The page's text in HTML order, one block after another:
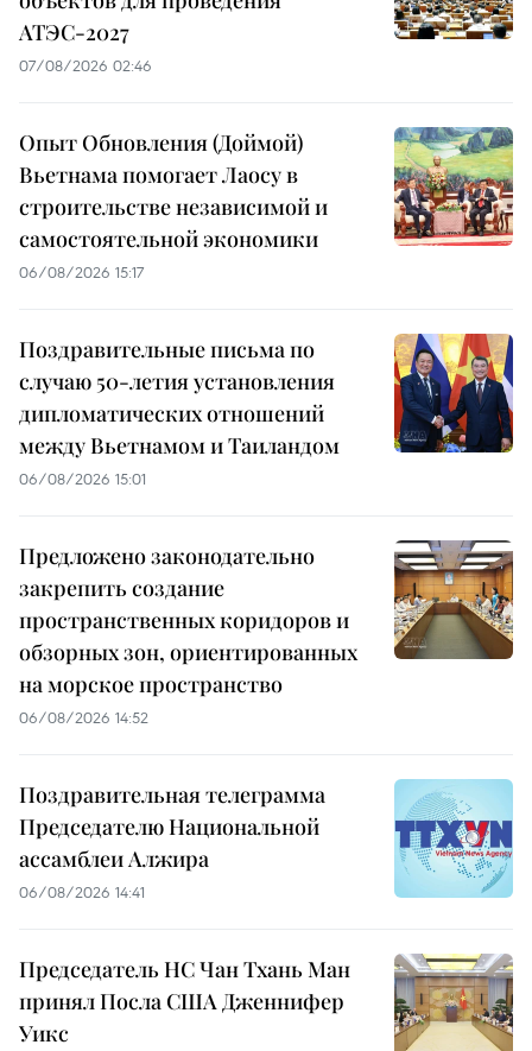
АТЭС-2027
07/08/2026 02:46
Опыт Обновления (Доймой)
Вьетнама помогает Лаосу в
строительстве независимой и
самостоятельной экономики
06/08/2026 15:17
Поздравительные письма по
случаю 50-летия установления
дипломатических отношений
между Вьетнамом и Таиландом
06/08/2026 15:01
Предложено законодательно
закрепить создание
пространственных коридоров и
обзорных зон, ориентированных
на морское пространство
06/08/2026 14:52
Поздравительная телеграмма
Председателю Национальной
ассамблеи Алжира
06/08/2026 14:41
Председатель НС Чан Тхань Ман
принял Посла США Дженнифер
Уикс